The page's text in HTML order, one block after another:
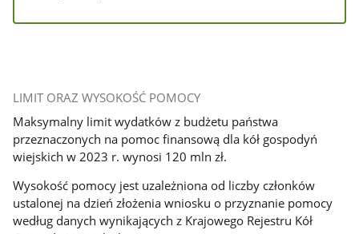
LIMIT ORAZ WYSOKOŚĆ POMOCY
Maksymalny limit wydatków z budżetu państwa
przeznaczonych na pomoc finansową dla kół gospodyń
wiejskich w 2023 r. wynosi 120 mln zł.
Wysokość pomocy jest uzależniona od liczby członków
ustalonej na dzień złożenia wniosku o przyznanie pomocy
według danych wynikających z Krajowego Rejestru Kół